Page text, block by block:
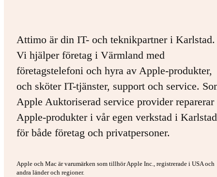
Attimo är din IT- och teknikpartner i Karlstad.
Vi hjälper företag i Värmland med
företagstelefoni och hyra av Apple-produkter,
och sköter IT-tjänster, support och service.
Apple Auktoriserad service provider
Apple-produkter i vår egen verkstad i
för både företag och privatpersoner.
Apple och Mac är varumärken som tillhör Apple Inc., registrerade i USA och
andra länder och regioner.